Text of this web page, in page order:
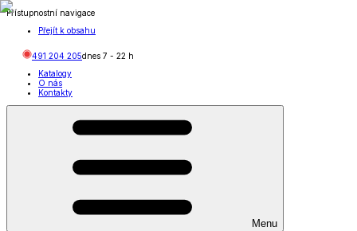
Přístupnostní navigace
Přejít k obsahu
491 204 205dnes 7 - 22 h
Katalogy
O nás
Kontakty
Menu